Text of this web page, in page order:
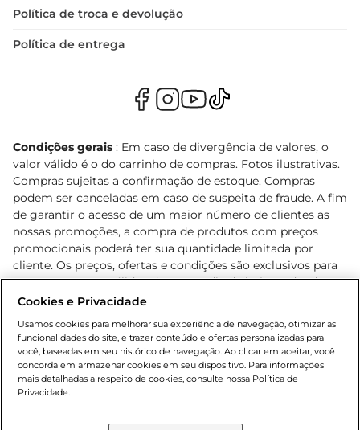
Política de troca e devolução
Política de entrega
Condições gerais : Em caso de divergência de valores, o
valor válido é o do carrinho de compras. Fotos ilustrativas.
Compras sujeitas a confirmação de estoque. Compras
podem ser canceladas em caso de suspeita de fraude. A fim
de garantir o acesso de um maior número de clientes as
nossas promoções, a compra de produtos com preços
promocionais poderá ter sua quantidade limitada por
cliente. Os preços, ofertas e condições são exclusivos para
o e-commerce e válidos durante o dia de hoje, podendo
sofrer alterações sem prévia notificação. Proibida a venda
Lei n.º 8069/90, art. 81, inciso II (Estatuto da Criança e do
Adolescente). Preços e condições exclusivos para o
www.bretas.com.br, podendo sofrer alterações sem aviso
prévio. O valor mínimo para as compras on-line é de R$
80,00.
Cookies e Privacidade
Usamos cookies para melhorar sua experiência de navegação, otimizar as
funcionalidades do site, e trazer conteúdo e ofertas personalizadas para
você, baseadas em seu histórico de navegação. Ao clicar em aceitar, você
concorda em armazenar cookies em seu dispositivo. Para informações
mais detalhadas a respeito de cookies, consulte nossa Política de
Privacidade.